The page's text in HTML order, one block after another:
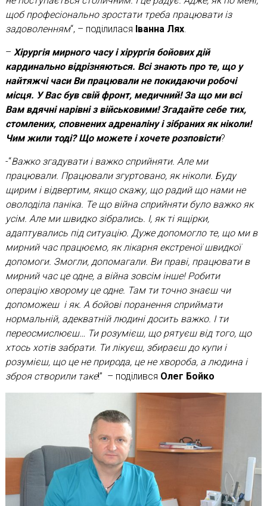
щоб професіонально зростати треба працювати із
задоволенням“, – поділилася Іванна Лях.
– Хірургія мирного часу і хірургія бойових дій
кардинально відрізняються. Всі знають про те, що у
найтяжчі часи Ви працювали не покидаючи робочі
місця. У Вас був свій фронт, медичний! За що ми всі
Вам вдячні нарівні з військовими! Згадайте себе тих,
стомлених, сповнених адреналіну і зібраних як ніколи!
Чим жили тоді? Що можете і хочете розповісти?
-“Важко згадувати і важко сприйняти. Але ми
працювали. Працювали згуртовано, як ніколи. Буду
щирим і відвертим, якщо скажу, що радий що нами не
оволоділа паніка. Те що війна сприйняти було важко як
усім. Але ми швидко зібрались. І, як ті ящірки,
адаптувались під ситуацію. Дуже допомогло те, що ми в
мирний час працюємо, як лікарня екстреної швидкої
допомоги. Змогли, допомагали. Ви праві, працювати в
мирний час це одне, а війна зовсім інше! Робити
операцію хворому це одне. Там ти точно знаєш чи
допоможеш і як. А бойові поранення сприймати
нормальній, адекватній людині досить важко. І ти
переосмислюєш… Ти розумієш, що рятуєш від того, що
хтось хотів забрати. Ти лікуєш, збираєш до купи і
розумієш, що це не природа, це не хвороба, а людина і
зброя створили таке!” – поділився Олег Бойко